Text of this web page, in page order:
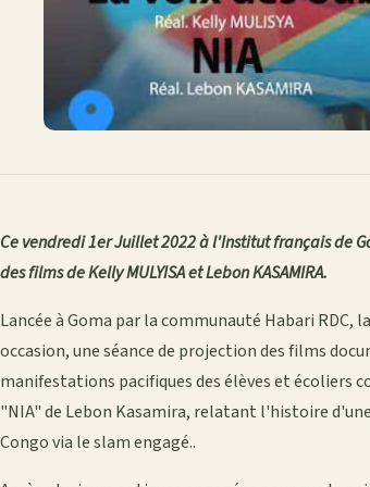
Ce vendredi 1er Juillet 2022 à l'Institut français de
des films de Kelly MULYISA et Lebon KASAMIRA.
Lancée à Goma par la communauté Habari RDC,
occasion, une séance de projection des films
manifestations pacifiques des élèves et écoliers
"NIA" de Lebon Kasamira, relatant l'histoire
Congo via le slam engagé..